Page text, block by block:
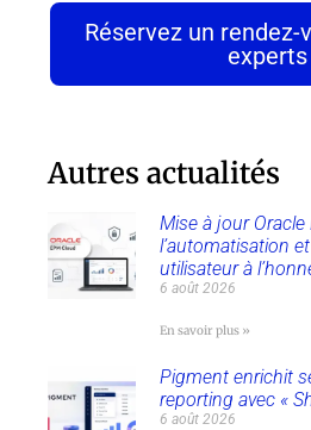
Réservez un rendez-
experts
Autres actualités
Mise à jour Oracle
l’automatisation
utilisateur à
6 août 2026
En savoir plus »
Pigment enrichit
reporting avec «
6 août 2026